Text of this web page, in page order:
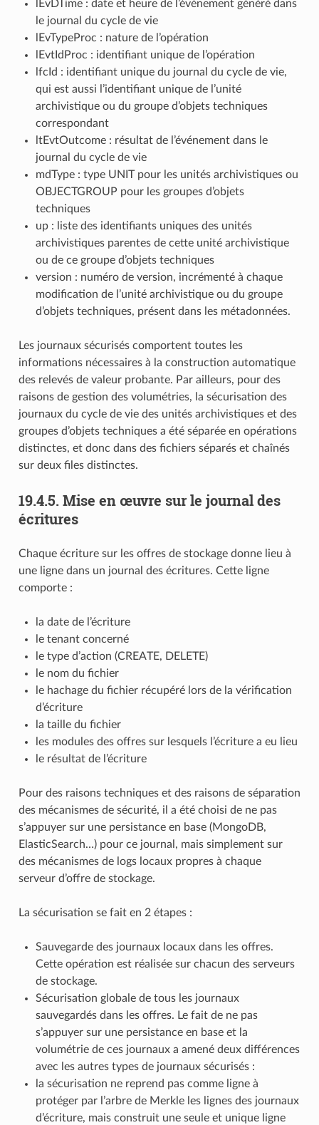
lEvDTime : date et heure de l’événement généré dans
le journal du cycle de vie
lEvTypeProc : nature de l’opération
lEvtIdProc : identifiant unique de l’opération
lfcId : identifiant unique du journal du cycle de vie,
qui est aussi l’identifiant unique de l’unité
archivistique ou du groupe d’objets techniques
correspondant
ltEvtOutcome : résultat de l’événement dans le
journal du cycle de vie
mdType : type UNIT pour les unités archivistiques ou
OBJECTGROUP pour les groupes d’objets
techniques
up : liste des identifiants uniques des unités
archivistiques parentes de cette unité archivistique
ou de ce groupe d’objets techniques
version : numéro de version, incrémenté à chaque
modification de l’unité archivistique ou du groupe
d’objets techniques, présent dans les métadonnées.
Les journaux sécurisés comportent toutes les
informations nécessaires à la construction automatique
des relevés de valeur probante. Par ailleurs, pour des
raisons de gestion des volumétries, la sécurisation des
journaux du cycle de vie des unités archivistiques et des
groupes d’objets techniques a été séparée en opérations
distinctes, et donc dans des fichiers séparés et chaînés
sur deux files distinctes.
19.4.5. Mise en œuvre sur le journal des
écritures
Chaque écriture sur les offres de stockage donne lieu à
une ligne dans un journal des écritures. Cette ligne
comporte :
la date de l’écriture
le tenant concerné
le type d’action (CREATE, DELETE)
le nom du fichier
le hachage du fichier récupéré lors de la vérification
d’écriture
la taille du fichier
les modules des offres sur lesquels l’écriture a eu lieu
le résultat de l’écriture
Pour des raisons techniques et des raisons de séparation
des mécanismes de sécurité, il a été choisi de ne pas
s’appuyer sur une persistance en base (MongoDB,
ElasticSearch…) pour ce journal, mais simplement sur
des mécanismes de logs locaux propres à chaque
serveur d’offre de stockage.
La sécurisation se fait en 2 étapes :
Sauvegarde des journaux locaux dans les offres.
Cette opération est réalisée sur chacun des serveurs
de stockage.
Sécurisation globale de tous les journaux
sauvegardés dans les offres. Le fait de ne pas
s’appuyer sur une persistance en base et la
volumétrie de ces journaux a amené deux différences
avec les autres types de journaux sécurisés :
la sécurisation ne reprend pas comme ligne à
protéger par l’arbre de Merkle les lignes des journaux
d’écriture, mais construit une seule et unique ligne